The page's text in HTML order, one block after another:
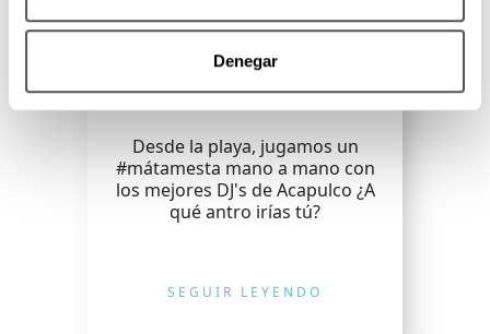
Denegar
#mátamesta DJ’s
Desde la playa, jugamos un
#mátamesta mano a mano con
los mejores DJ's de Acapulco ¿A
qué antro irías tú?
SEGUIR LEYENDO